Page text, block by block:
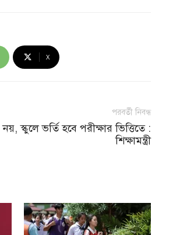
X
পরবর্তী নিবন্ধ
স্কুলে ভর্তি হবে পরীক্ষার ভিত্তিতে :
শিক্ষামন্ত্রী